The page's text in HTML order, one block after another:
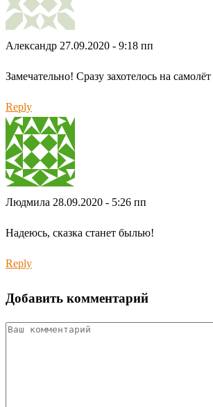
Александр 27.09.2020 - 9:18 пп
Замечательно! Сразу захотелось на
Reply
Людмила 28.09.2020 - 5:26 пп
Надеюсь, сказка станет былью!
Reply
Добавить комментарий